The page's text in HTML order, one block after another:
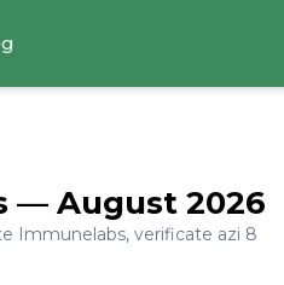
— August 2026
Immunelabs, verificate azi 8